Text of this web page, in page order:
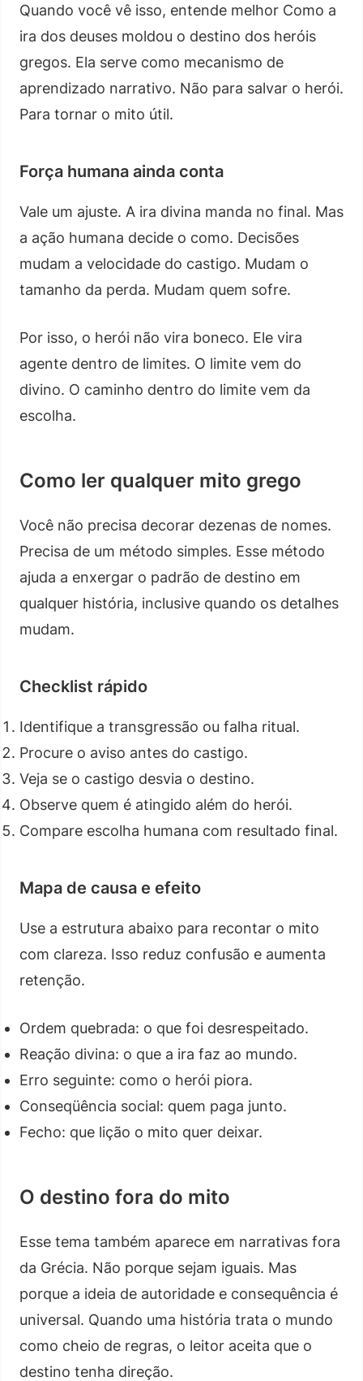
Quando você vê isso, entende melhor Como a
ira dos deuses moldou o destino dos heróis
gregos. Ela serve como mecanismo de
aprendizado narrativo. Não para salvar o herói.
Para tornar o mito útil.
Força humana ainda conta
Vale um ajuste. A ira divina manda no final. Mas
a ação humana decide o como. Decisões
mudam a velocidade do castigo. Mudam o
tamanho da perda. Mudam quem sofre.
Por isso, o herói não vira boneco. Ele vira
agente dentro de limites. O limite vem do
divino. O caminho dentro do limite vem da
escolha.
Como ler qualquer mito grego
Você não precisa decorar dezenas de nomes.
Precisa de um método simples. Esse método
ajuda a enxergar o padrão de destino em
qualquer história, inclusive quando os detalhes
mudam.
Checklist rápido
Identifique a transgressão ou falha ritual.
Procure o aviso antes do castigo.
Veja se o castigo desvia o destino.
Observe quem é atingido além do herói.
Compare escolha humana com resultado final.
Mapa de causa e efeito
Use a estrutura abaixo para recontar o mito
com clareza. Isso reduz confusão e aumenta
retenção.
Ordem quebrada: o que foi desrespeitado.
Reação divina: o que a ira faz ao mundo.
Erro seguinte: como o herói piora.
Conseqüência social: quem paga junto.
Fecho: que lição o mito quer deixar.
O destino fora do mito
Esse tema também aparece em narrativas fora
da Grécia. Não porque sejam iguais. Mas
porque a ideia de autoridade e consequência é
universal. Quando uma história trata o mundo
como cheio de regras, o leitor aceita que o
destino tenha direção.